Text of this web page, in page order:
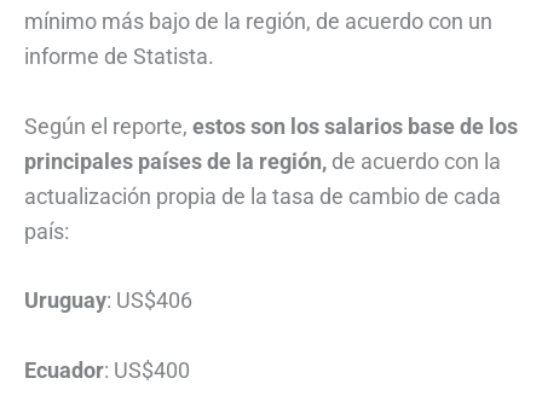
mínimo más bajo de la región, de acuerdo con un
informe de Statista.
Según el reporte, estos son los salarios base de los
principales países de la región, de acuerdo con la
actualización propia de la tasa de cambio de cada
país:
Uruguay: US$406
Ecuador: US$400